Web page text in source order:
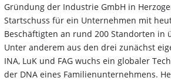
Gründung der Industrie GmbH in
Startschuss für ein Unternehmen mit
Beschäftigten an rund 200 Standorten in
Unter anderem aus den drei zunächst
INA, LuK und FAG wuchs ein globaler
der DNA eines Familienunternehmens.